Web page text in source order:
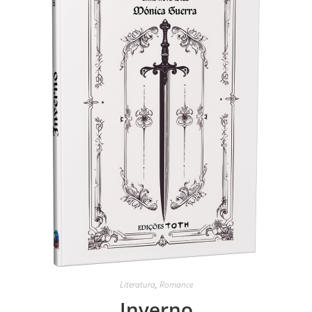
Literatura, Romance